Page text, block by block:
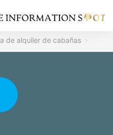
de alquiler de cabañas